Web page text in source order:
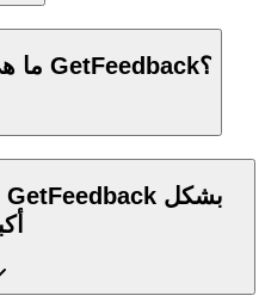
ما هي الشركات التي تستخدم GetFeedback؟